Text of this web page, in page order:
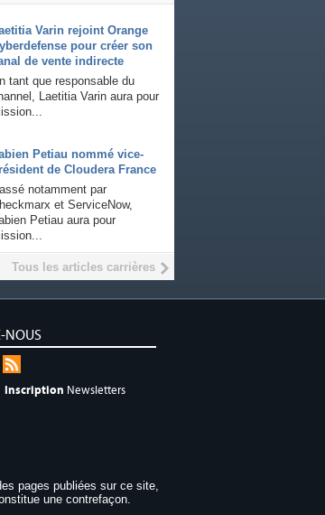
Varin rejoint Orange
pour créer son
de vente indirecte
tant que responsable du
Laetitia Varin aura pour
Petiau nommé vice-
de Cloudera France
notamment par
et ServiceNow,
Petiau aura pour
Tous les articles carrières
NOUS
Inscription Newsletters
pages publiées sur ce site,
une contrefaçon.